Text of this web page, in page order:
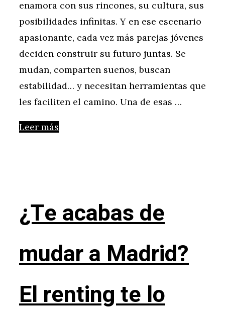
enamora con sus rincones, su cultura, sus
posibilidades infinitas. Y en ese escenario
apasionante, cada vez más parejas jóvenes
deciden construir su futuro juntas. Se
mudan, comparten sueños, buscan
estabilidad… y necesitan herramientas que
les faciliten el camino. Una de esas …
Leer más
¿Te acabas de
mudar a Madrid?
El renting te lo